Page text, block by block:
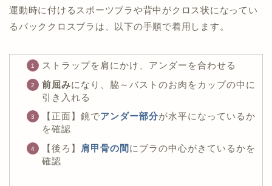
運動時に付けるスポーツブラや背中がクロス状になってい
るバッククロスブラは、以下の手順で着用します。
ストラップを肩にかけ、アンダーを合わせる
前屈みになり、脇～バストのお肉をカップの中に
引き入れる
【正面】鏡でアンダー部分が水平になっているか
を確認
【後ろ】
肩甲骨の間 にブラの中心がきているかを
確認